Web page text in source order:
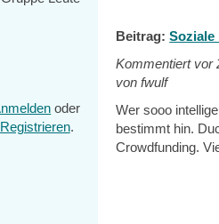
oder
Registrieren.
Beitrag:Soziale
Kommentiert vor
von fwulf
Wer sooo
bestimmt hin.
Crowdfunding.